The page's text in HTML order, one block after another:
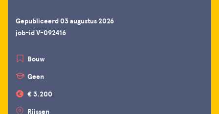
Gepubliceerd 03 augustus 2026
job-id V-092416
Bouw
Geen
€ 3.200
Rijssen